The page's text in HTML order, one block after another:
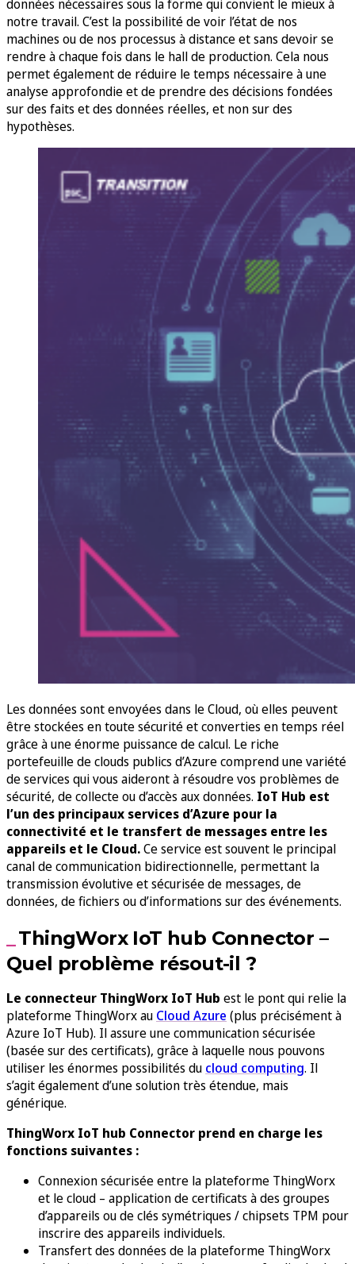
données nécessaires sous la forme qui convient le mieux à
notre travail. C’est la possibilité de voir l’état de nos
machines ou de nos processus à distance et sans devoir se
rendre à chaque fois dans le hall de production. Cela nous
permet également de réduire le temps nécessaire à une
analyse approfondie et de prendre des décisions fondées
sur des faits et des données réelles, et non sur des
hypothèses.
Les données sont envoyées dans le Cloud, où elles peuvent
être stockées en toute sécurité et converties en temps réel
grâce à une énorme puissance de calcul. Le riche
portefeuille de clouds publics d’Azure comprend une variété
de services qui vous aideront à résoudre vos problèmes de
sécurité, de collecte ou d’accès aux données. IoT Hub est
l’un des principaux services d’Azure pour la
connectivité et le transfert de messages entre les
appareils et le Cloud.Ce service est souvent le principal
canal de communication bidirectionnelle, permettant la
transmission évolutive et sécurisée de messages, de
données, de fichiers ou d’informations sur des événements.
ThingWorx IoT hub Connector –
Quel problème résout-il ?
Le connecteur ThingWorx IoT Hub est le pont qui relie la
plateforme ThingWorx au Cloud Azure (plus précisément à
Azure IoT Hub). Il assure une communication sécurisée
(basée sur des certificats), grâce à laquelle nous pouvons
utiliser les énormes possibilités du cloud computing. Il
s’agit également d’une solution très étendue, mais
générique.
ThingWorx IoT hub Connector prend en charge les
fonctions suivantes :
Connexion sécurisée entre la plateforme ThingWorx
et le cloud – application de certificats à des groupes
d’appareils ou de clés symétriques / chipsets TPM pour
inscrire des appareils individuels.
Transfert des données de la plateforme ThingWorx